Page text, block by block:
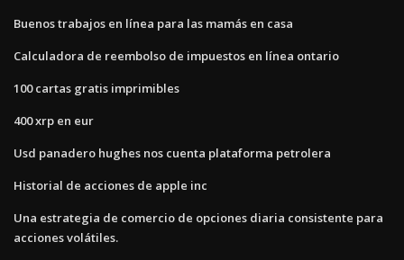
Buenos trabajos en línea para las mamás en casa
Calculadora de reembolso de impuestos en línea ontario
100 cartas gratis imprimibles
400 xrp en eur
Usd panadero hughes nos cuenta plataforma petrolera
Historial de acciones de apple inc
Una estrategia de comercio de opciones diaria consistente para
acciones volátiles.